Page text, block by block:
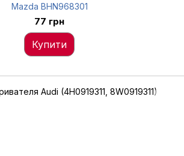
Mazda BHN968301
77 грн
Купити